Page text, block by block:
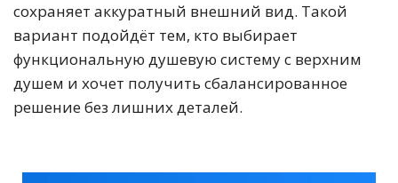
сохраняет аккуратный внешний вид. Такой
вариант подойдёт тем, кто выбирает
функциональную душевую систему с верхним
душем и хочет получить сбалансированное
решение без лишних деталей.